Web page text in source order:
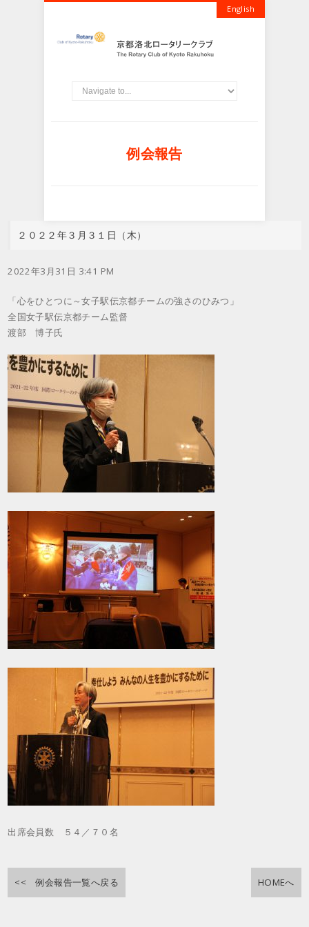
English
例会報告
２０２２年３月３１日（木）
2022年3月31日 3:41 PM
「心をひとつに～女子駅伝京都チームの強さのひみつ」
全国女子駅伝京都チーム監督
渡部 博子氏
出席会員数 ５４／７０名
<< 例会報告一覧へ戻る HOMEへ